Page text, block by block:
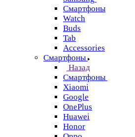
Смартфоны
Watch
Buds
Tab
Accessories
Смартфоны
Назад
Смартфоны
Xiaomi
Google
OnePlus
Huawei
Honor